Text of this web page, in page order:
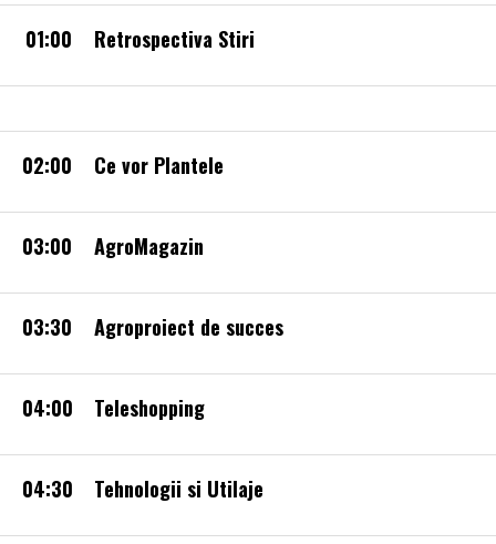
01:00 Retrospectiva Stiri
02:00 Ce vor Plantele
03:00 AgroMagazin
03:30 Agroproiect de succes
04:00 Teleshopping
04:30 Tehnologii si Utilaje